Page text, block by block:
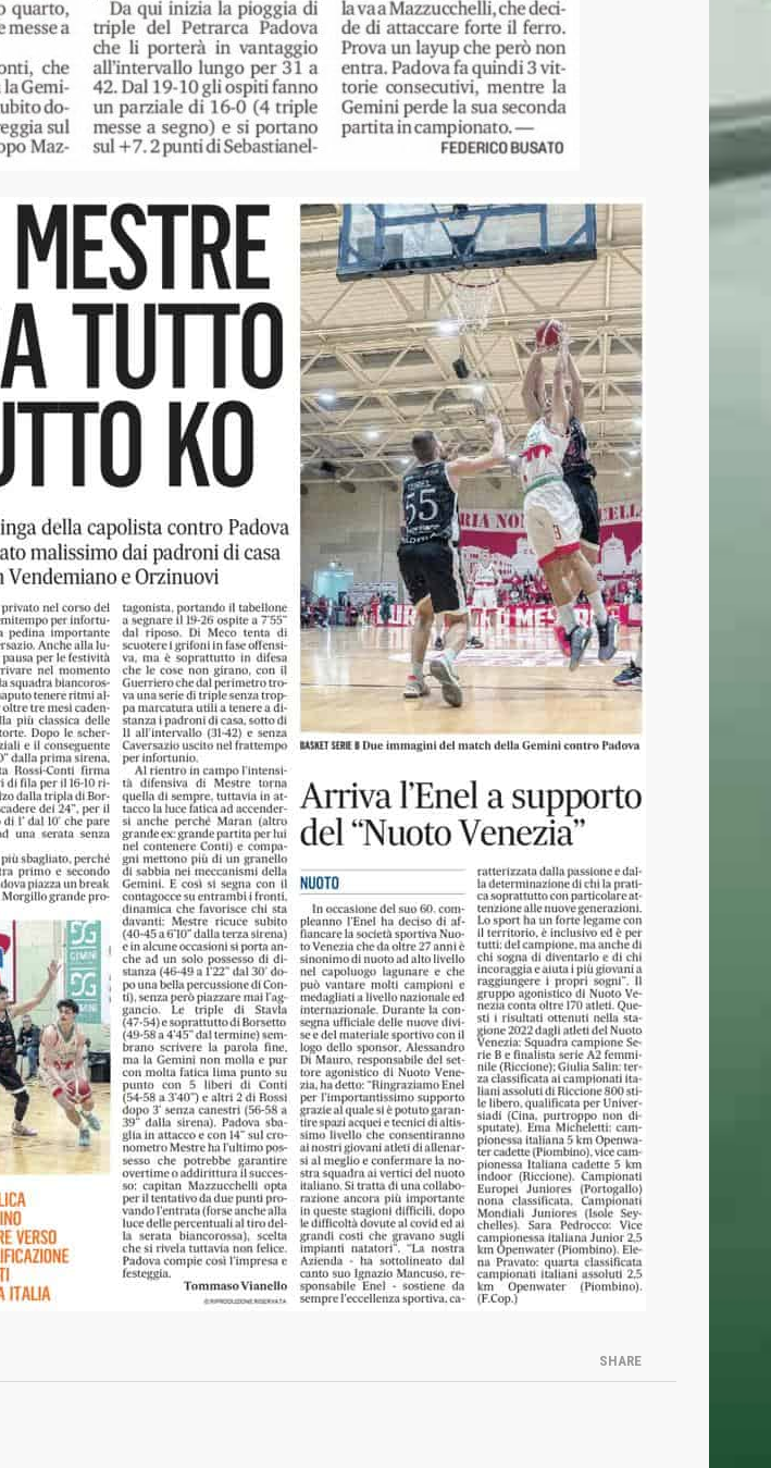
SHARE
LINKS
Abbonamenti
Biglietti
Download
Regolamento Emergenza Covid-19
Consorzio Progetto Mestre
CONTATTI
Basket Mestre 1958 SSD a.r.l
Orari Segreteria:
Lun – Merc dalle 19.00 alle 20.30
T(+39) 320 7147731
segreteria@basketmestre.it
NEWSLETTER
Iscriviti alla nostra Newsletter per rimanere
sempre aggiornato.
Ho letto e accettato laPrivacy Policy